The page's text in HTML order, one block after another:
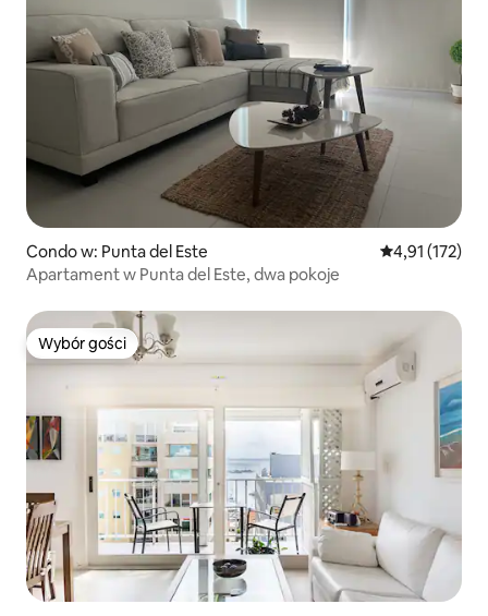
Condo w: Punta del Este Średnia
4,91 (172)
Apartament w Punta del Este, dwa pokoje
Wybór gości
Wybór gości